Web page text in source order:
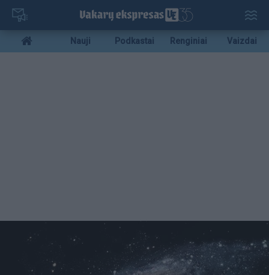
Pereiti
pagrindinį
turinį
Mobile
menu
Nauji Podkastai Renginiai Vaizdai